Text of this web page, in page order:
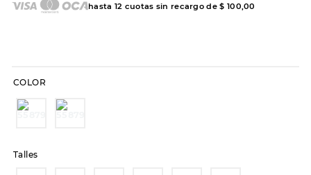
hasta 12 cuotas sin recargo de$ 100 ,00
COLOR
Talles